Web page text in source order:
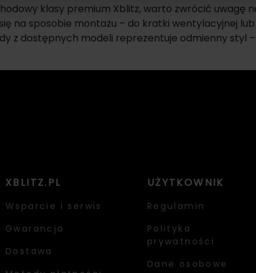
klasy premium Xblitz, warto zwrócić uwagę
na sposobie montażu – do kratki wentylacyjnej
z dostępnych modeli reprezentuje odmienny styl
XBLITZ.PL
Wsparcie i serwis
Gwarancja
Dostawa
UŻYTKOWNIK
Regulamin
Polityka
prywatności
Dane osobowe